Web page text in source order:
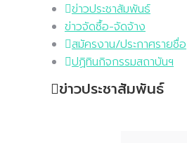
ข่าวประชาสัมพันธ์
ข่าวจัดซื้อ-จัดจ้าง
สมัครงาน/ประกาศรายชื่อ
ปฏิทินกิจกรรมสถาบันฯ
ข่าวประชาสัมพันธ์